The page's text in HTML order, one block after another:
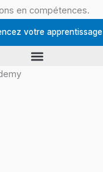
en compétences.
votre apprentissage